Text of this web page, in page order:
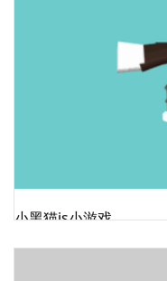
小黑猫js小游戏